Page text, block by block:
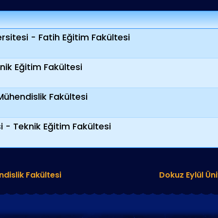
- Fatih Eğitim Fakültesi
Eğitim Fakültesi
Fakültesi
- Teknik Eğitim Fakültesi
Fakültesi Dokuz Eylül